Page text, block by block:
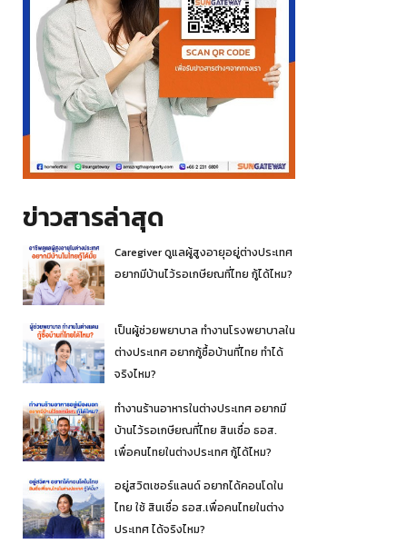
ข่าวสารล่าสุด
Caregiver ดูแลผู้สูงอายุอยู่ต่างประเทศ
อยากมีบ้านไว้รอเกษียณที่ไทย กู้ได้ไหม?
เป็นผู้ช่วยพยาบาล ทำงานโรงพยาบาลใน
ต่างประเทศ อยากกู้ซื้อบ้านที่ไทย ทำได้
จริงไหม?
ทำงานร้านอาหารในต่างประเทศ อยากมี
บ้านไว้รอเกษียณที่ไทย สินเชื่อ ธอส.
เพื่อคนไทยในต่างประเทศ กู้ได้ไหม?
อยู่สวิตเซอร์แลนด์ อยากได้คอนโดใน
ไทย ใช้ สินเชื่อ ธอส.เพื่อคนไทยในต่าง
ประเทศ ได้จริงไหม?